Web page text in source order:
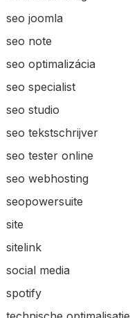
seo joomla
seo note
seo optimalizácia
seo specialist
seo studio
seo tekstschrijver
seo tester online
seo webhosting
seopowersuite
site
sitelink
social media
spotify